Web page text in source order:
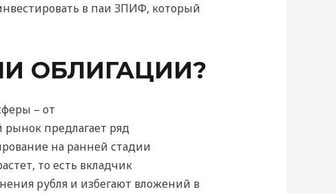
в паи ЗПИФ, который
ОБЛИГАЦИИ?
– от
предлагает ряд
на ранней стадии
то есть вкладчик
рубля и избегают вложений в